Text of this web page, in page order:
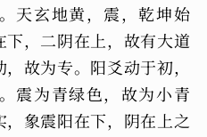
天玄地黄，震，乾坤始
，二阴在上，故有大道
故为专。阳爻动于初，
震为青绿色，故为小青
象震阳在下，阴在上之